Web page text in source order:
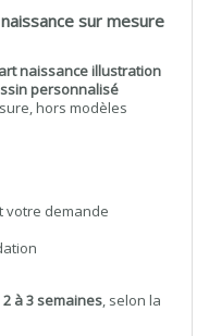
sur mesure
naissance illustration
personnalisé
hors modèles
votre demande
2 à 3 semaines, selon la